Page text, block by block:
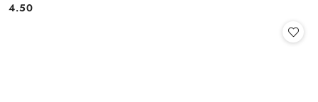
Cena:
4.50